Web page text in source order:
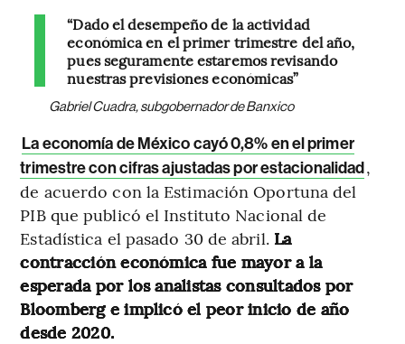
“Dado el desempeño de la actividad
económica en el primer trimestre del año,
pues seguramente estaremos revisando
nuestras previsiones económicas”
Gabriel Cuadra, subgobernador de Banxico
La economía de México cayó 0,8% en el primer
trimestre con cifras ajustadas por estacionalidad,
de acuerdo con la Estimación Oportuna del
PIB que publicó el Instituto Nacional de
Estadística el pasado 30 de abril. La
contracción económica fue mayor a la
esperada por los analistas consultados por
Bloomberg e implicó el peor inicio de año
desde 2020.